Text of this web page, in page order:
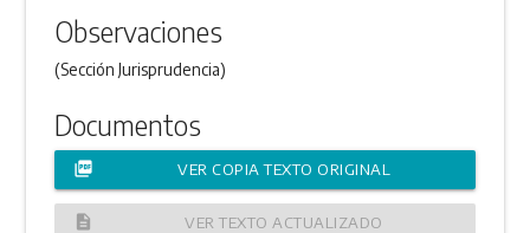
Observaciones
(Sección Jurisprudencia)
Documentos
picture_as_pdf VER COPIA TEXTO ORIGINAL
description VER TEXTO ACTUALIZADO